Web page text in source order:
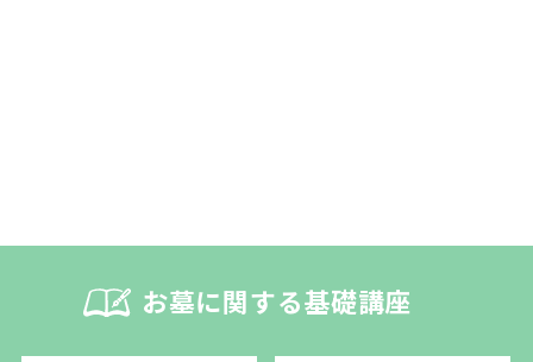
2．弊社は、予告なしに、本サイトの運営を停止または中止し、また
ります。
お墓に関する基礎講座